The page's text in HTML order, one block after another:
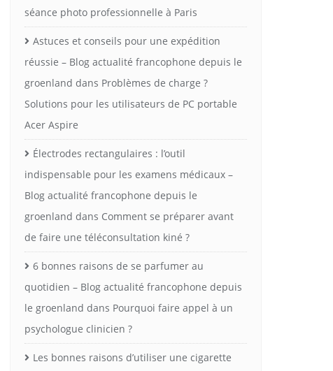
séance photo professionnelle à Paris
Astuces et conseils pour une expédition
réussie – Blog actualité francophone depuis le
groenland dans Problèmes de charge ?
Solutions pour les utilisateurs de PC portable
Acer Aspire
Électrodes rectangulaires : l’outil
indispensable pour les examens médicaux –
Blog actualité francophone depuis le
groenland dans Comment se préparer avant
de faire une téléconsultation kiné ?
6 bonnes raisons de se parfumer au
quotidien – Blog actualité francophone depuis
le groenland dans Pourquoi faire appel à un
psychologue clinicien ?
Les bonnes raisons d’utiliser une cigarette